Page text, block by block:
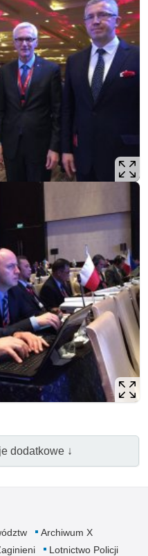
dodatkowe ↓
Archiwum X
Lotnictwo Policji